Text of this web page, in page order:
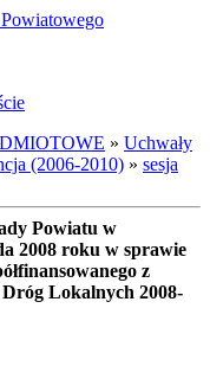
» Uchwały
(2006-2010) » sesja
Powiatu w
2008 roku w sprawie
z
Lokalnych 2008-